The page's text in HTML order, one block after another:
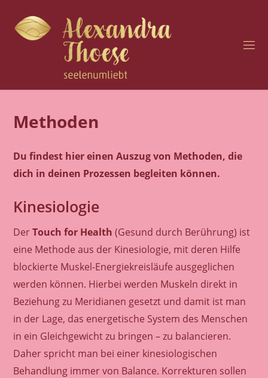
Inhalt
springen
ILI
ND
SE
EL
EN
RA
U
M
Methoden
Du findest hier einen Auszug von Methoden, die
dich in deinen Prozessen begleiten können.
Kinesiologie
DerTouch for Health (Gesund durch Berührung) ist
eine Methode aus der Kinesiologie, mit deren Hilfe
blockierte Muskel-Energiekreisläufe ausgeglichen
werden können. Hierbei werden Muskeln direkt in
Beziehung zu Meridianen gesetzt und damit ist man
in der Lage, das energetische System des Menschen
in ein Gleichgewicht zu bringen – zu balancieren.
Daher spricht man bei einer kinesiologischen
Behandlung immer von Balance. Korrekturen sollen